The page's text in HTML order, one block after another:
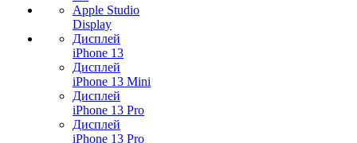
Apple Studio
Display
Дисплей
iPhone 13
Дисплей
iPhone 13 Mini
Дисплей
iPhone 13 Pro
Дисплей
iPhone 13 Pro